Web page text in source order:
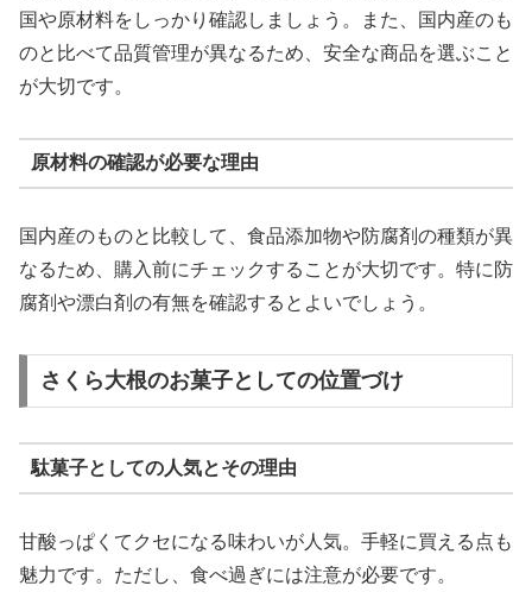
国や原材料をしっかり確認しましょう。また、国内産のも
のと比べて品質管理が異なるため、安全な商品を選ぶこと
が大切です。
原材料の確認が必要な理由
国内産のものと比較して、食品添加物や防腐剤の種類が異
なるため、購入前にチェックすることが大切です。特に防
腐剤や漂白剤の有無を確認するとよいでしょう。
さくら大根のお菓子としての位置づけ
駄菓子としての人気とその理由
甘酸っぱくてクセになる味わいが人気。手軽に買える点も
魅力です。ただし、食べ過ぎには注意が必要です。